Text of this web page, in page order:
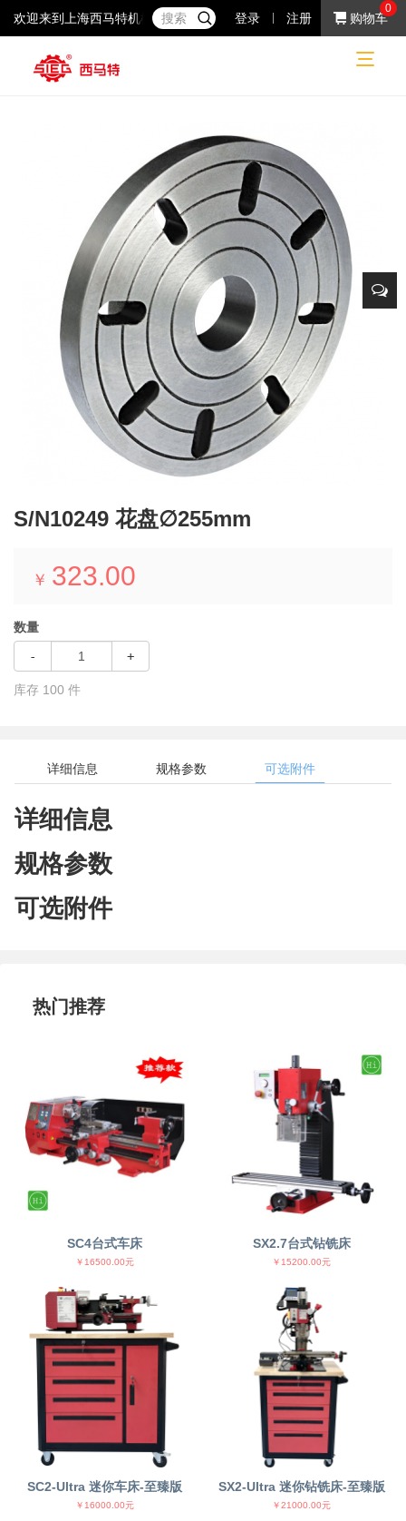
欢迎来到上海西马特机械制造有限公司！37年专注于小机床产品的研
登录 注册 购物车
0
普通机床
网站首页 普通机床
S/N10249 花盘∅255mm
￥ 323.00
数量
-
+
库存 100 件
详细信息 规格参数 可选附件
详细信息
规格参数
可选附件
热门推荐
SC4台式车床
￥16500.00元
SX2.7台式钻铣床
￥15200.00元
SC2-Ultra 迷你车床-至臻版
￥16000.00元
SX2-Ultra 迷你钻铣床-至臻版
￥21000.00元